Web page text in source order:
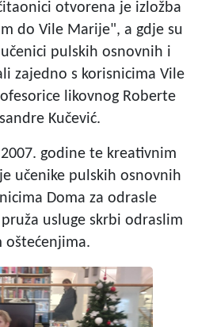
otvorena je izložba
do Vile Marije", a gdje su
pulskih osnovnih i
zajedno s korisnicima Vile
likovnog Roberte
Kučević.
godine te kreativnim
učenike pulskih osnovnih
Doma za odrasle
usluge skrbi odraslim
oštećenjima.